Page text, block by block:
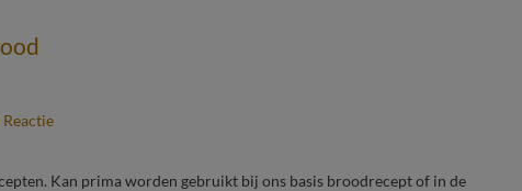
Reactie
Kan prima worden gebruikt bij ons basis broodrecept of in de